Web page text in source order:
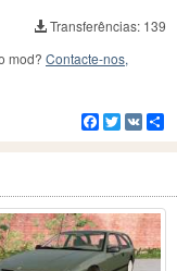
Transferências: 139
mod? Contacte-nos,
Facebook
Twitter
VK